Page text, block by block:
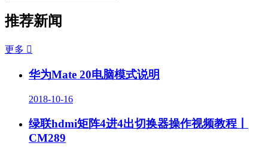
推荐新闻
更多 
华为Mate 20电脑模式说明
2018-10-16
绿联hdmi矩阵4进4出切换器操作视频教程丨
CM289